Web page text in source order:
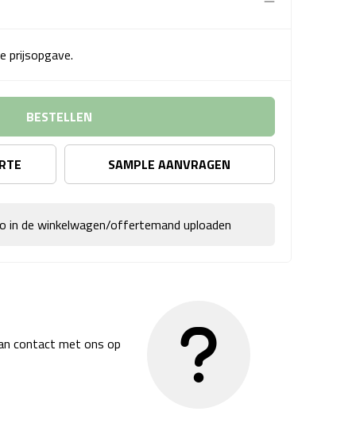
prijsopgave.
BESTELLEN
SAMPLE AANVRAGEN
in de winkelwagen/offertemand uploaden
contact met ons op